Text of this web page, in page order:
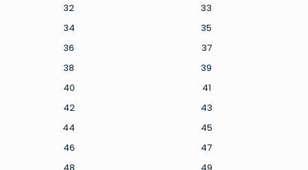
32
33
34
35
36
37
38
39
40
41
42
43
44
45
46
47